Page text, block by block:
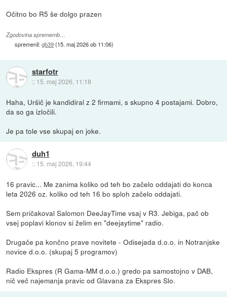
Očitno bo R5 še dolgo prazen
Zgodovina sprememb…
spremenil:gb39(15. maj 2026 ob 11:06)
starfotr
:: 15. maj 2026, 11:18
Haha, Uršič je kandidiral z 2 firmami, s skupno 4 postajami. Dobro,
da so ga izločili.
Je pa tole vse skupaj en joke.
duh1
:: 15. maj 2026, 19:44
16 pravic... Me zanima koliko od teh bo začelo oddajati do konca
leta 2026 oz. koliko od teh 16 bo sploh začelo oddajati.
Sem pričakoval Salomon DeeJayTime vsaj v R3. Jebiga, pač ob
vsej poplavi klonov si želim en "deejaytime" radio.
Drugače pa končno prave novitete - Odisejada d.o.o. in Notranjske
novice d.o.o. (skupaj 5 programov)
Radio Ekspres (R Gama-MM d.o.o.) gredo pa samostojno v DAB,
nič več najemanja pravic od Glavana za Ekspres Slo.